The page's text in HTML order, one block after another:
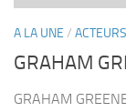
A LA UNE / ACTEURS
GRAHAM
GRAHAM